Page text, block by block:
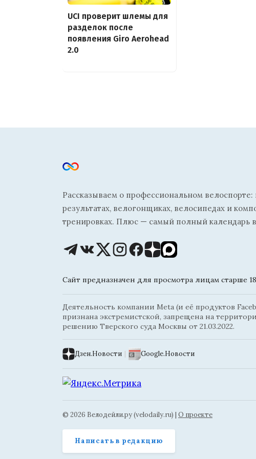
UCI проверит шлемы для
разделок после
появления Giro Aerohead
2.0
Рассказываем о профессиональном велоспорте:
результатах, велогонщиках, велосипедах и
тренировках. Плюс — самый полный календарь
Сайт предназначен для просмотра лицам старше
Деятельность компании Meta (и её продуктов
признана экстремистской, запрещена на
решению Тверского суда Москвы от 21.03.2022.
Дзен.Новости Google.Новости
© 2026 Велодейли.ру (velodaily.ru) | О проекте
Написать в редакцию